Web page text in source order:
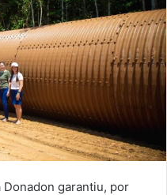
Donadon garantiu, por